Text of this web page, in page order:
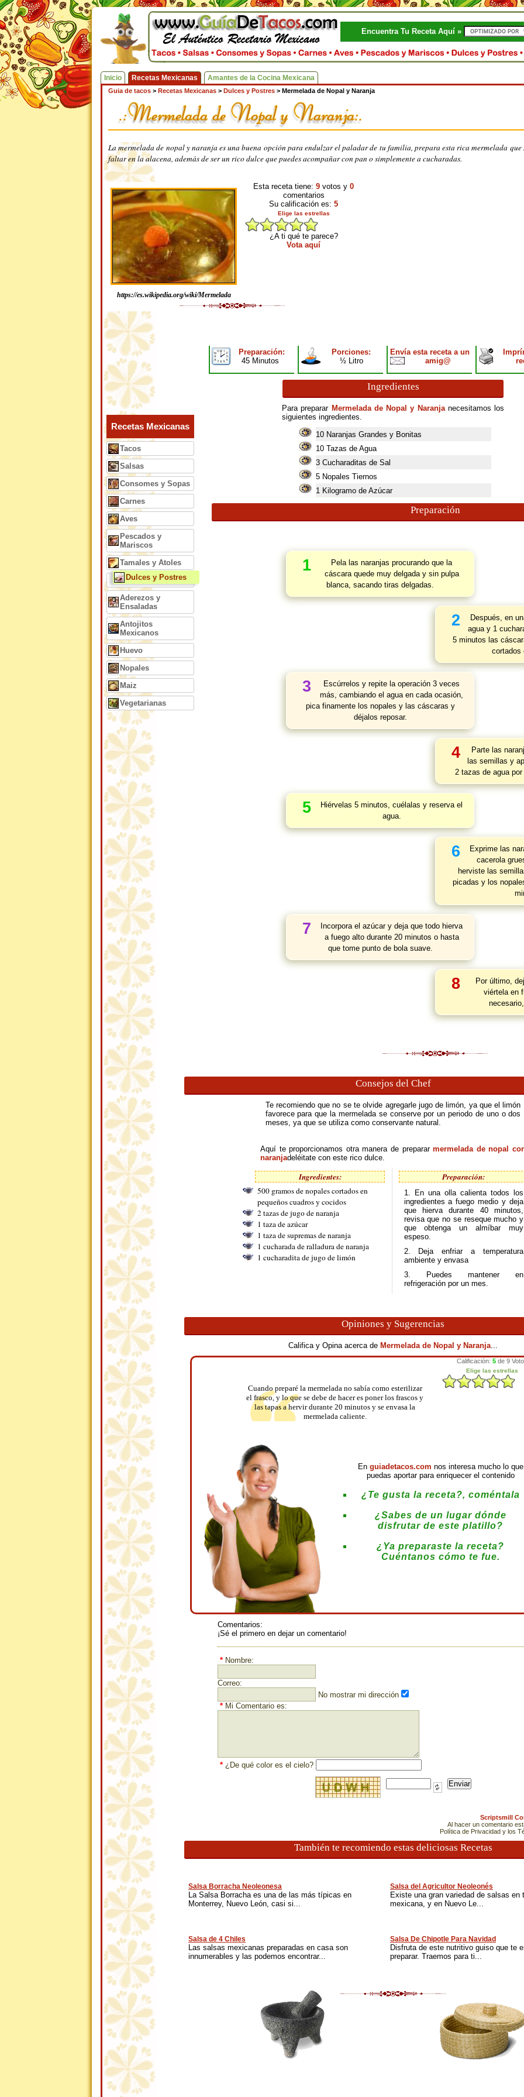
Encuentra Tu Receta Aquí »
Inicio Recetas Mexicanas Amantes de la Cocina Mexicana
Guia de tacos > Recetas Mexicanas > Dulces y Postres > Mermelada de Nopal y Naranja
La mermelada de nopal y naranja es una buena opción para endulzar el paladar de tu familia, prepara esta rica mermelada que
faltar en la alacena, además de ser un rico dulce que puedes acompañar con pan o simplemente a cucharadas.
https://es.wikipedia.org/wiki/Mermelada
Esta receta tiene: 9 votos y 0
comentarios
Su calificación es: 5
Elige las estrellas
¿A ti qué te parece?
Vota aquí
Preparación:
45 Minutos
Porciones:
½ Litro
Envía esta receta a un
amig@
Ingredientes
Para preparar Mermelada de Nopal y Naranjanecesitamos los
siguientes ingredientes.
10 Naranjas Grandes y Bonitas
10 Tazas de Agua
3 Cucharaditas de Sal
5 Nopales Tiernos
1 Kilogramo de Azúcar
Preparación
1
Pela las naranjas procurando que la
cáscara quede muy delgada y sin pulpa
blanca, sacando tiras delgadas.
2
Después, en
agua y 1
5 minutos las
cortados
3
Escúrrelos y repite la operación 3 veces
más, cambiando el agua en cada ocasión,
pica finamente los nopales y las cáscaras y
déjalos reposar.
4
Parte las
las semillas y
2 tazas de agua
5
Hiérvelas 5 minutos, cuélalas y reserva el
agua.
6
Exprime las
cacerola
herviste las
picadas y los
7
Incorpora el azúcar y deja que todo hierva
a fuego alto durante 20 minutos o hasta
que tome punto de bola suave.
8
Por último,
viértela en
Recetas Mexicanas
Tacos
Salsas
Consomes y Sopas
Carnes
Aves
Pescados y
Mariscos
Tamales y Atoles
Dulces y Postres
Aderezos y
Ensaladas
Antojitos
Mexicanos
Huevo
Nopales
Maiz
Vegetarianas
Consejos del Chef
Te recomiendo que no se te olvide agregarle jugo de limón, ya que el limón
favorece para que la mermelada se conserve por un periodo de uno o dos
meses, ya que se utiliza como conservante natural.
Aquí te proporcionamos otra manera de prepararmermelada de nopal
naranjadeléitate con este rico dulce.
Ingredientes:
500 gramos de nopales cortados en
pequeños cuadros y cocidos
2 tazas de jugo de naranja
1 taza de azúcar
1 taza de supremas de naranja
1 cucharada de ralladura de naranja
1 cucharadita de jugo de limón
Preparación:
1. En una olla calienta todos los
ingredientes a fuego medio y deja
que hierva durante 40 minutos,
revisa que no se reseque mucho y
que obtenga un almíbar muy
espeso.
2. Deja enfriar a temperatura
ambiente y envasa
3. Puedes mantener en
refrigeración por un mes.
Opiniones y Sugerencias
Califica y Opina acerca de Mermelada de Nopal y Naranja...
Cuando preparé la mermelada no sabía como esterilizar
el frasco, y lo que se debe de hacer es poner los frascos y
las tapas a hervir durante 20 minutos y se envasa la
mermelada caliente.
En guiadetacos.com nos interesa mucho lo que
puedas aportar para enriquecer el contenido
¿Te gusta la receta?, coméntala
¿Sabes de un lugar dónde
disfrutar de este platillo?
¿Ya preparaste la receta?
Cuéntanos cómo te fue.
Comentarios:
¡Sé el primero en dejar un comentario!
* Nombre:
Correo:
No mostrar mi dirección
* Mi Comentario es:
* ¿De qué color es el cielo?
Scriptsmill
Al hacer un comentario
Política de Privacidad y los
También te recomiendo estas deliciosas Recetas
Salsa Borracha Neoleonesa
La Salsa Borracha es una de las más típicas en
Monterrey, Nuevo León, casi si...
Salsa del Agricultor Neoleonés
Existe una gran variedad de salsas en
mexicana, y en Nuevo Le...
Salsa de 4 Chiles
Las salsas mexicanas preparadas en casa son
innumerables y las podemos encontrar...
Salsa De Chipotle Para Navidad
Disfruta de este nutritivo guiso que te
preparar. Traemos para ti...